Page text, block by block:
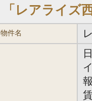
「レアライズ
物件名